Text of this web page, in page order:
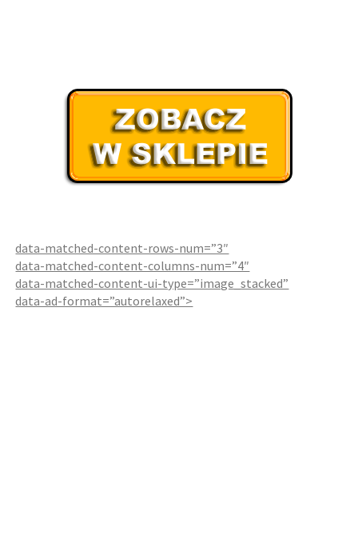
data-matched-content-rows-num=”3″
data-matched-content-columns-num=”4″
data-matched-content-ui-type=”image_stacked”
data-ad-format=”autorelaxed”>